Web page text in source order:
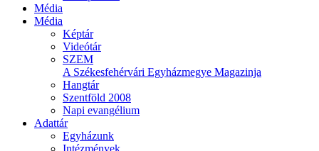
Média
Média
Képtár
Videótár
SZEM
A Székesfehérvári Egyházmegye Magazinja
Hangtár
Szentföld 2008
Napi evangélium
Adattár
Egyházunk
Intézmények